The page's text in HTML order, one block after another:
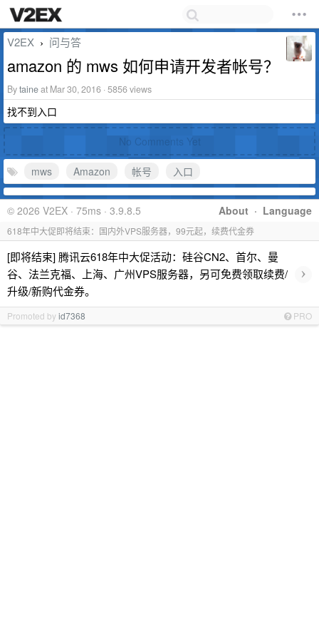
V2EX › 问与答
amazon 的 mws 如何申请开发者帐号？
Bytaineat Mar 30, 2016 · 5856 views
找不到入口
No Comments Yet
mws Amazon 帐号 入口
About · Language
© 2026 V2EX · 75ms · 3.9.8.5
618年中大促即将结束：国内外VPS服务器，99元起，续费代金券
[即将结束] 腾讯云618年中大促活动：硅谷CN2、首尔、曼
谷、法兰克福、上海、广州VPS服务器，另可免费领取续费/
升级/新购代金券。
›
Promoted byid7368 PRO